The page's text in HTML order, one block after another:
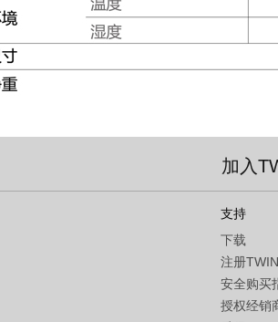
加入
支持
下载
注册
安全购买
授权经销